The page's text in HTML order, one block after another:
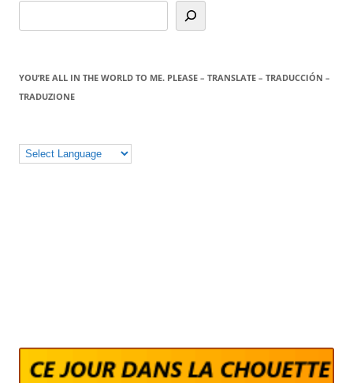
YOU’RE ALL IN THE WORLD TO ME. PLEASE – TRANSLATE – TRADUCCIÓN –
TRADUZIONE